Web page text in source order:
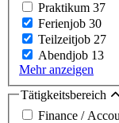
Praktikum 37
Ferienjob 30
Teilzeitjob 27
Abendjob 13
Mehr anzeigen
Tätigkeitsbereich
Finance /